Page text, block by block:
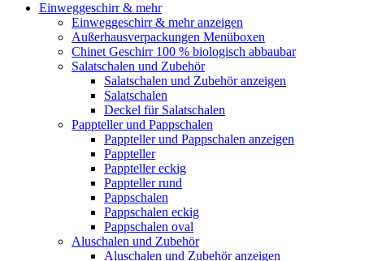
Einweggeschirr & mehr
Einweggeschirr & mehr anzeigen
Außerhausverpackungen Menüboxen
Chinet Geschirr 100 % biologisch abbaubar
Salatschalen und Zubehör
Salatschalen und Zubehör anzeigen
Salatschalen
Deckel für Salatschalen
Pappteller und Pappschalen
Pappteller und Pappschalen anzeigen
Pappteller
Pappteller eckig
Pappteller rund
Pappschalen
Pappschalen eckig
Pappschalen oval
Aluschalen und Zubehör
Aluschalen und Zubehör anzeigen